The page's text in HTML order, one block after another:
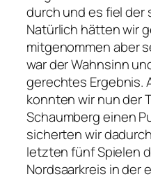
durch und es fiel der
Natürlich hätten wir
mitgenommen aber
war der Wahnsinn
gerechtes Ergebnis.
konnten wir nun der
Schaumberg einen
sicherten wir
letzten fünf Spielen
Nordsaarkreis in der